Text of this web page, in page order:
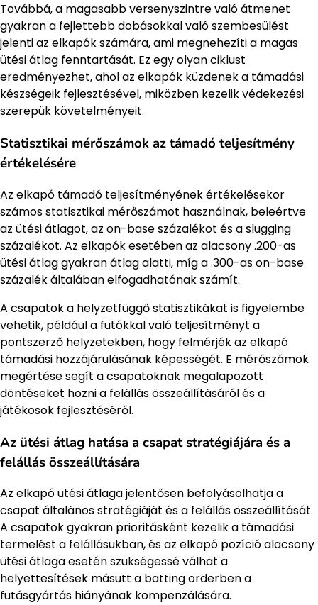
Továbbá, a magasabb versenyszintre való átmenet
gyakran a fejlettebb dobásokkal való szembesülést
jelenti az elkapók számára, ami megnehezíti a magas
ütési átlag fenntartását. Ez egy olyan ciklust
eredményezhet, ahol az elkapók küzdenek a támadási
készségeik fejlesztésével, miközben kezelik védekezési
szerepük követelményeit.
Statisztikai mérőszámok az támadó teljesítmény
értékelésére
Az elkapó támadó teljesítményének értékelésekor
számos statisztikai mérőszámot használnak, beleértve
az ütési átlagot, az on-base százalékot és a slugging
százalékot. Az elkapók esetében az alacsony .200-as
ütési átlag gyakran átlag alatti, míg a .300-as on-base
százalék általában elfogadhatónak számít.
A csapatok a helyzetfüggő statisztikákat is figyelembe
vehetik, például a futókkal való teljesítményt a
pontszerző helyzetekben, hogy felmérjék az elkapó
támadási hozzájárulásának képességét. E mérőszámok
megértése segít a csapatoknak megalapozott
döntéseket hozni a felállás összeállításáról és a
játékosok fejlesztéséről.
Az ütési átlag hatása a csapat stratégiájára és a
felállás összeállítására
Az elkapó ütési átlaga jelentősen befolyásolhatja a
csapat általános stratégiáját és a felállás összeállítását.
A csapatok gyakran prioritásként kezelik a támadási
termelést a felállásukban, és az elkapó pozíció alacsony
ütési átlaga esetén szükségessé válhat a
helyettesítések másutt a batting orderben a
futásgyártás hiányának kompenzálására.